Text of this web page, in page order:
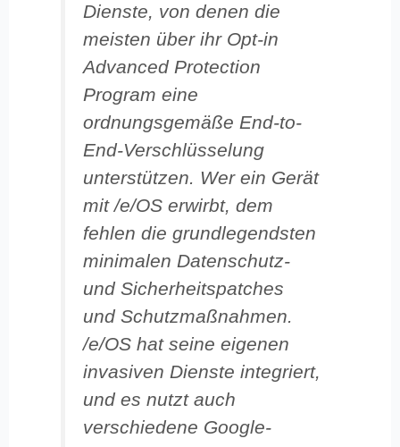
Dienste, von denen die
meisten über ihr Opt-in
Advanced Protection
Program eine
ordnungsgemäße End-to-
End-Verschlüsselung
unterstützen. Wer ein Gerät
mit /e/OS erwirbt, dem
fehlen die grundlegendsten
minimalen Datenschutz-
und Sicherheitspatches
und Schutzmaßnahmen.
/e/OS hat seine eigenen
invasiven Dienste integriert,
und es nutzt auch
verschiedene Google-